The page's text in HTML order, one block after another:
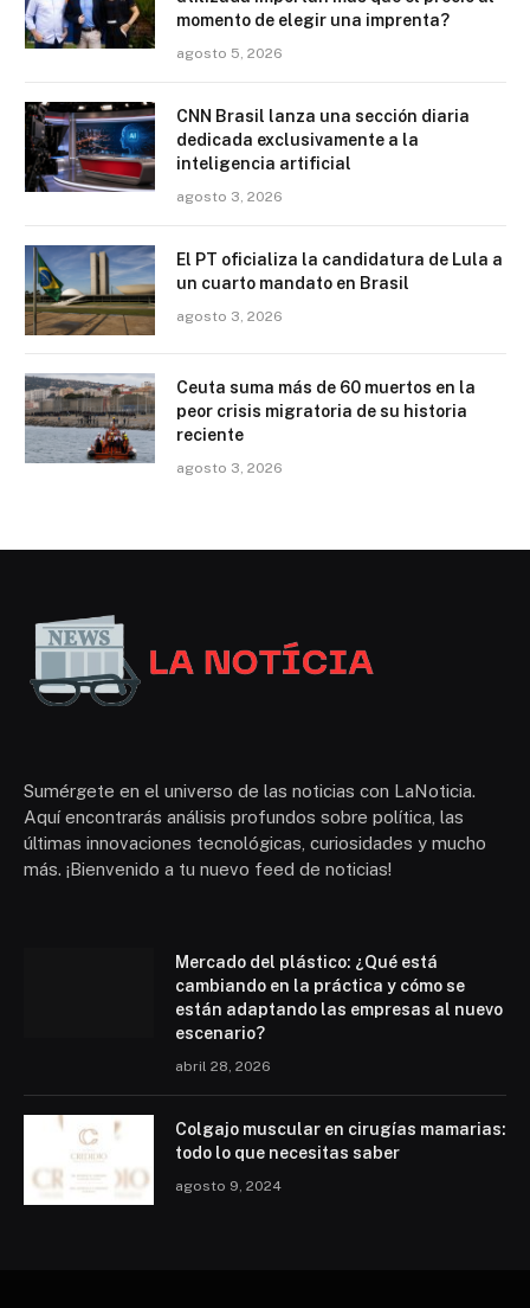
momento de elegir una imprenta?
agosto 5, 2026
CNN Brasil lanza una sección diaria
dedicada exclusivamente a la
inteligencia artificial
agosto 3, 2026
El PT oficializa la candidatura de Lula a
un cuarto mandato en Brasil
agosto 3, 2026
Ceuta suma más de 60 muertos en la
peor crisis migratoria de su historia
reciente
agosto 3, 2026
Sumérgete en el universo de las noticias con LaNoticia.
Aquí encontrarás análisis profundos sobre política, las
últimas innovaciones tecnológicas, curiosidades y mucho
más. ¡Bienvenido a tu nuevo feed de noticias!
Mercado del plástico: ¿Qué está
cambiando en la práctica y cómo se
están adaptando las empresas al nuevo
escenario?
abril 28, 2026
Colgajo muscular en cirugías mamarias:
todo lo que necesitas saber
agosto 9, 2024